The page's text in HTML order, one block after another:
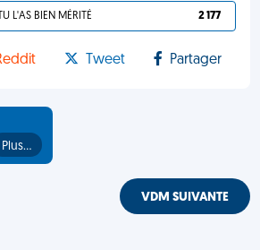
TU L'AS BIEN MÉRITÉ 2 177
Tweet Partager
Plus…
VDM SUIVANTE